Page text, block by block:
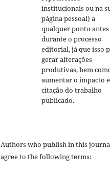
institucionais ou na
página pessoal) a
qualquer ponto
durante o processo
editorial, já que isso
gerar alterações
produtivas, bem
aumentar o impacto
citação do trabalho
publicado.
Authors who publish in this
agree to the following terms: